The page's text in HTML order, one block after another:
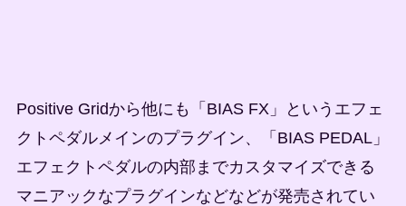
Positive Gridから他にも「BIAS FX」というエフェ
クトペダルメインのプラグイン、「BIAS PEDAL」
エフェクトペダルの内部までカスタマイズできる
マニアックなプラグインなどなどが発売されてい